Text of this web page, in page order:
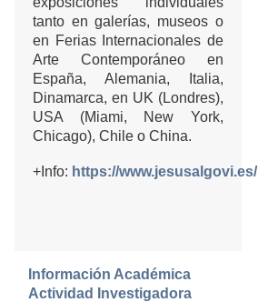
tanto en galerías, museos o
en Ferias Internacionales de
Arte Contemporáneo en
España, Alemania, Italia,
Dinamarca, en UK (Londres),
USA (Miami, New York,
Chicago), Chile o China.
+Info: https://www.jesusalgovi.es/
Información Académica
Actividad Investigadora